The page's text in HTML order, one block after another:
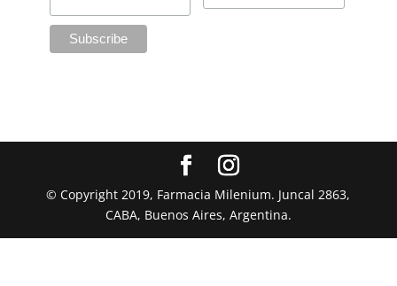
© Copyright 2019, Farmacia Milenium. Juncal 2863,
CABA, Buenos Aires, Argentina.